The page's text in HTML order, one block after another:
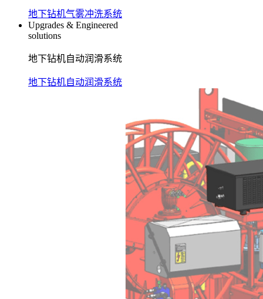
地下钻机气雾冲洗系统
Upgrades & Engineered
solutions
地下钻机自动润滑系统
地下钻机自动润滑系统